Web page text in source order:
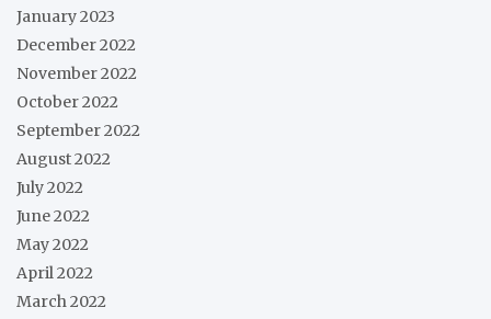
January 2023
December 2022
November 2022
October 2022
September 2022
August 2022
July 2022
June 2022
May 2022
April 2022
March 2022